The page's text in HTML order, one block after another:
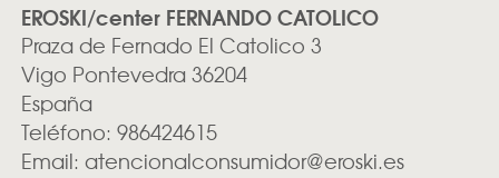
EROSKI/center FERNANDO CATOLICO
Praza de Fernado El Catolico 3
Vigo Pontevedra 36204
España
Teléfono: 986424615
Email: atencionalconsumidor@eroski.es